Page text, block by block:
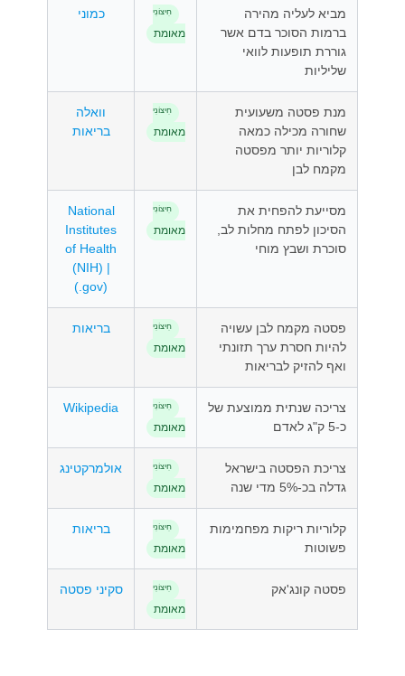
מביא לעליה מהירה
ברמות הסוכר בדם אשר
גוררת תופעות לוואי
שליליות
חִיצוֹנִי
מאומת
כמוני
מנת פסטה משעועית
שחורה מכילה כמאה
קלוריות יותר מפסטה
מקמח לבן
חִיצוֹנִי
מאומת
וואלה
בריאות
מסייעת להפחית את
הסיכון לפתח מחלות לב,
סוכרת ושבץ מוחי
חִיצוֹנִי
מאומת
National
Institutes
of Health
(NIH) |
(.gov)
פסטה מקמח לבן עשויה
להיות חסרת ערך תזונתי
ואף להזיק לבריאות
חִיצוֹנִי
מאומת
בריאות
צריכה שנתית ממוצעת של
כ-5 ק"ג לאדם
חִיצוֹנִי
מאומת
Wikipedia
צריכת הפסטה בישראל
גדלה בכ-5% מדי שנה
חִיצוֹנִי
מאומת
אולמרקטינג
קלוריות ריקות מפחמימות
פשוטות
חִיצוֹנִי
מאומת
בריאות
פסטה קונג'אק חִיצוֹנִי
מאומת
סקיני פסטה